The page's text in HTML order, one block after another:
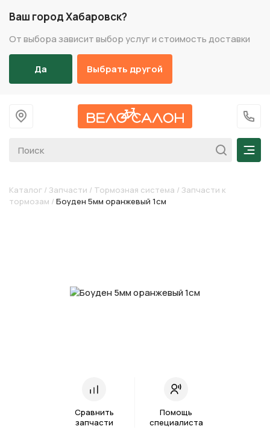
Ваш город Хабаровск?
От выбора зависит выбор услуг и стоимость доставки
Да Выбрать другой
На главную
+7
Каталог / Запчасти / Тормозная система / Запчасти к
тормозам / Боуден 5мм оранжевый 1см
Сравнить
запчасти
Помощь
специалиста